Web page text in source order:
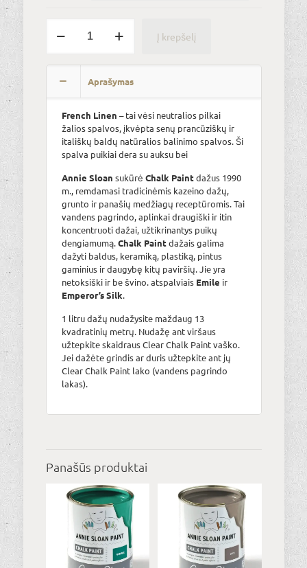
kiekis:
Į krepšelį
Aprašymas
French Linen – tai vėsi neutralios pilkai
žalios spalvos, įkvėpta senų prancūziškų ir
itališkų baldų natūralios balinimo spalvos. Ši
spalva puikiai dera su auksu bei
Annie Sloan sukūrėChalk Paintdažus 1990
m., remdamasi tradicinėmis kazeino dažų,
grunto ir panašių medžiagų receptūromis. Tai
vandens pagrindo, aplinkai draugiški ir itin
koncentruoti dažai, užtikrinantys puikų
dengiamumą.Chalk Paintdažais galima
dažyti baldus, keramiką, plastiką, pintus
gaminius ir daugybę kitų paviršių. Jie yra
netoksiški ir be švino. atspalviais Emile ir
Emperor’s Silk.
1 litru dažų nudažysite maždaug 13
kvadratinių metrų. Nudažę ant viršaus
užtepkite skaidraus Clear Chalk Paint vaško.
Jei dažėte grindis ar duris užtepkite ant jų
Clear Chalk Paint lako (vandens pagrindo
lakas).
Panašūs produktai